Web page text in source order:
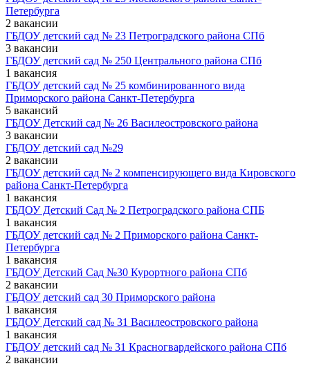
Петербурга
2 вакансии
ГБДОУ детский сад № 23 Петроградского района СПб
3 вакансии
ГБДОУ детский сад № 250 Центрального района СПб
1 вакансия
ГБДОУ детский сад № 25 комбинированного вида
Приморского района Санкт-Петербурга
5 вакансий
ГБДОУ Детский сад № 26 Василеостровского района
3 вакансии
ГБДОУ детский сад №29
2 вакансии
ГБДОУ детский сад № 2 компенсирующего вида Кировского
района Санкт-Петербурга
1 вакансия
ГБДОУ Детский Сад № 2 Петроградского района СПБ
1 вакансия
ГБДОУ детский сад № 2 Приморского района Санкт-
Петербурга
1 вакансия
ГБДОУ Детский Сад №30 Курортного района СПб
2 вакансии
ГБДОУ детский сад 30 Приморского района
1 вакансия
ГБДОУ Детский сад № 31 Василеостровского района
1 вакансия
ГБДОУ детский сад № 31 Красногвардейского района СПб
2 вакансии